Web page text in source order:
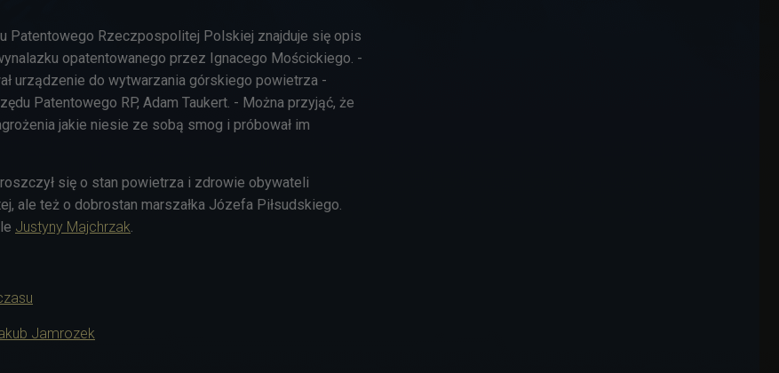
Patentowego Rzeczpospolitej Polskiej znajduje się opis
opatentowanego przez Ignacego Mościckiego. -
urządzenie do wytwarzania górskiego powietrza -
Patentowego RP, Adam Taukert. - Można przyjąć, że
jakie niesie ze sobą smog i próbował im
się o stan powietrza i zdrowie obywateli
ale też o dobrostan marszałka Józefa Piłsudskiego.
Justyny Majchrzak.
Jamrozek